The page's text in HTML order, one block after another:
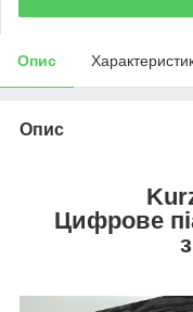
Опис
Опис
Цифрове